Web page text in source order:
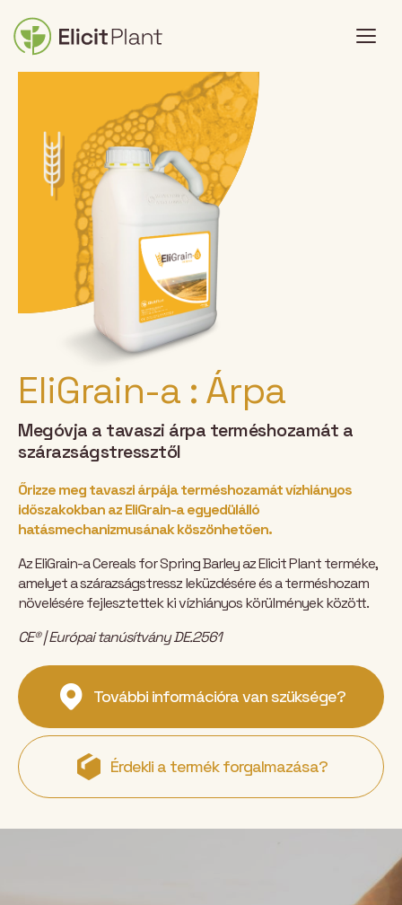
EliGrain-a : Árpa
Megóvja a tavaszi árpa terméshozamát a
szárazságstressztől
Őrizze meg tavaszi árpája terméshozamát vízhiányos
időszakokban az EliGrain-a egyedülálló
hatásmechanizmusának köszönhetően.
Az EliGrain-a Cereals for Spring Barley az Elicit Plant terméke,
amelyet a szárazságstressz leküzdésére és a terméshozam
növelésére fejlesztettek ki vízhiányos körülmények között.
CE® | Európai tanúsítvány DE.2561
További információra van szüksége?
Érdekli a termék forgalmazása?